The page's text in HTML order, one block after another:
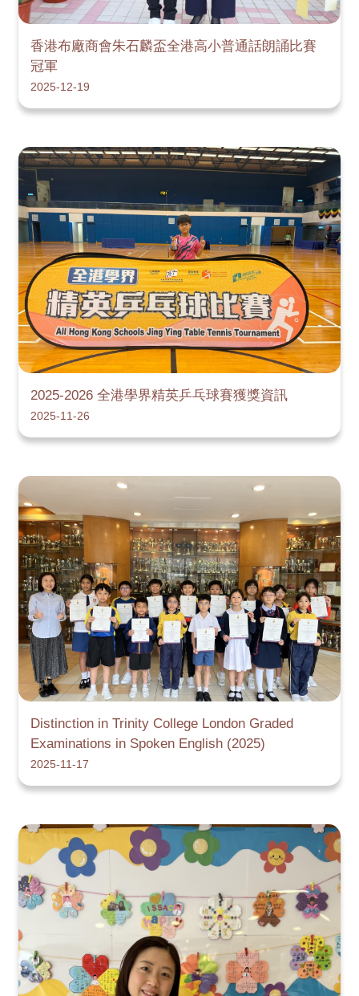
香港布廠商會朱石麟盃全港高小普通話朗誦比賽
冠軍
2025-12-19
2025-2026 全港學界精英乒乓球賽獲獎資訊
2025-11-26
Distinction in Trinity College London Graded
Examinations in Spoken English (2025)
2025-11-17